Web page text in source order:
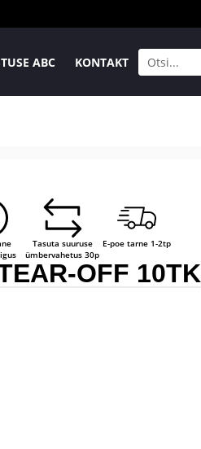
ABC KONTAKT
Tasuta suuruse
ümbervahetus 30p
E-poe tarne 1-2tp
OFF 10TK